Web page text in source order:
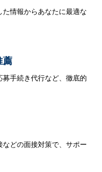
情報からあなたに最適な
薦
手続き代行など、徹底的
どの面接対策で、サポー